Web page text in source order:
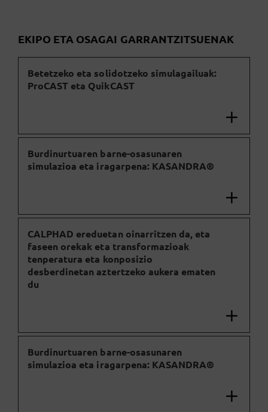
EKIPO ETA OSAGAI GARRANTZITSUENAK
Betetzeko eta solidotzeko simulagailuak:
ProCAST eta QuikCAST
Burdinurtuaren barne-osasunaren
simulazioa eta iragarpena: KASANDRA®
CALPHAD ereduetan oinarritzen da, eta
faseen orekak eta transformazioak
tenperatura eta konposizio
desberdinetan aztertzeko aukera ematen
du
Burdinurtuaren barne-osasunaren
simulazioa eta iragarpena: KASANDRA®